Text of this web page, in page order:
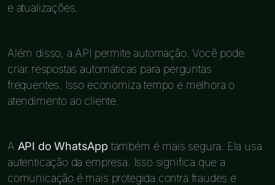
e atualizações.
Além disso, a API permite automação. Você pode
criar respostas automáticas para perguntas
frequentes. Isso economiza tempo e melhora o
atendimento ao cliente.
A API do WhatsApp também é mais segura. Ela usa
autenticação da empresa. Isso significa que a
comunicação é mais protegida contra fraudes e